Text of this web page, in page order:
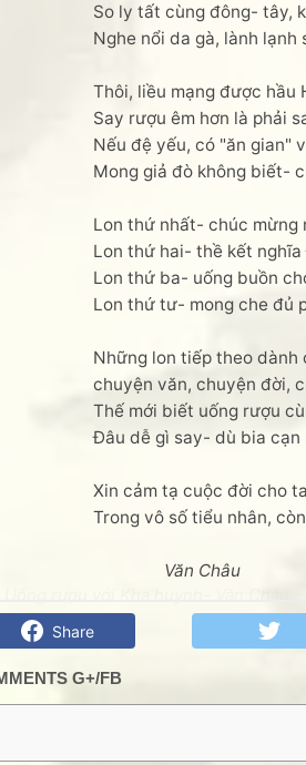
So ly tất cùng đông- tây,
Nghe nổi da gà, lành lạnh
Thôi, liều mạng được hầu
Say rượu êm hơn là phải
Nếu đệ yếu, có "ăn gian"
Mong giả đò không biết-
Lon thứ nhất- chúc mừng
Lon thứ hai- thề kết
Lon thứ ba- uống buồn
Lon thứ tư- mong che đủ
Những lon tiếp theo dành
chuyện văn, chuyện đời,
Thế mới biết uống rượu
Đâu dễ gì say- dù bia cạn
Xin cảm tạ cuộc đời cho
Trong vô số tiểu nhân,
Văn Châu
Share
G+/FB